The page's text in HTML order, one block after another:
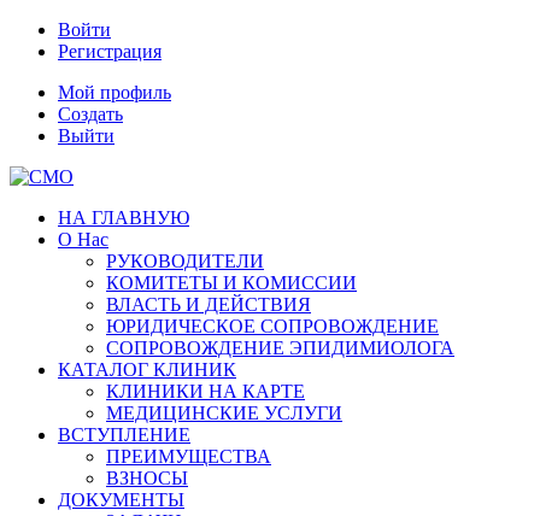
Войти
Регистрация
Мой профиль
Создать
Выйти
НА ГЛАВНУЮ
О Нас
РУКОВОДИТЕЛИ
КОМИТЕТЫ И КОМИССИИ
ВЛАСТЬ И ДЕЙСТВИЯ
ЮРИДИЧЕСКОЕ СОПРОВОЖДЕНИЕ
СОПРОВОЖДЕНИЕ ЭПИДИМИОЛОГА
КАТАЛОГ КЛИНИК
КЛИНИКИ НА КАРТЕ
МЕДИЦИНСКИЕ УСЛУГИ
ВСТУПЛЕНИЕ
ПРЕИМУЩЕСТВА
ВЗНОСЫ
ДОКУМЕНТЫ